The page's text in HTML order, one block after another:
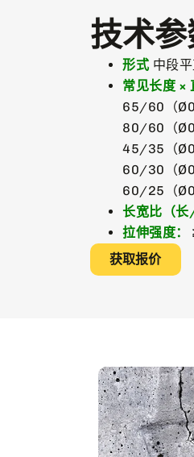
技术
形式 中段
常见长度 ×
65/60（
80/60（
45/35（
60/30（
60/25（
长宽比（长/
拉伸强度：
获取报价